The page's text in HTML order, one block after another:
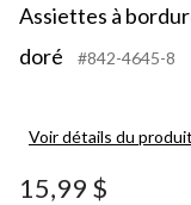
Assiettes à
doré
#842-4645-8
Voir détails du produit
15,99 $